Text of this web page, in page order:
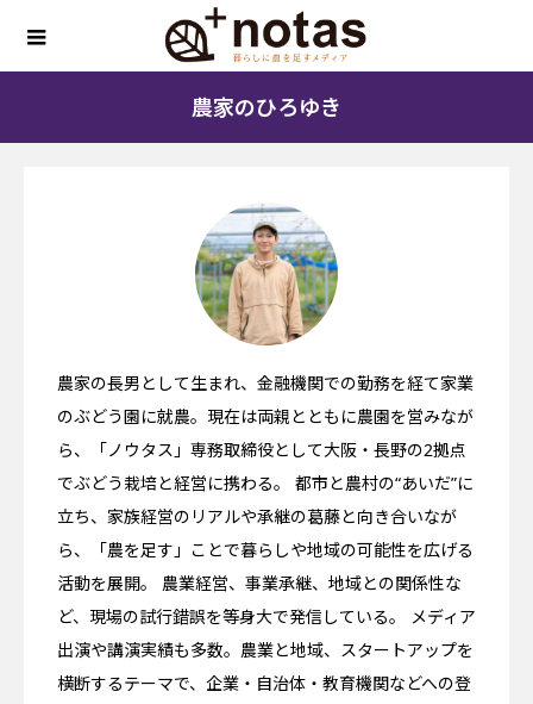
農家のひろゆき
農家の長男として生まれ、金融機関での勤務を経て家業
のぶどう園に就農。現在は両親とともに農園を営みなが
ら、「ノウタス」専務取締役として大阪・長野の2拠点
でぶどう栽培と経営に携わる。 都市と農村の“あいだ”に
立ち、家族経営のリアルや承継の葛藤と向き合いなが
ら、「農を足す」ことで暮らしや地域の可能性を広げる
活動を展開。 農業経営、事業承継、地域との関係性な
ど、現場の試行錯誤を等身大で発信している。 メディア
出演や講演実績も多数。農業と地域、スタートアップを
横断するテーマで、企業・自治体・教育機関などへの登